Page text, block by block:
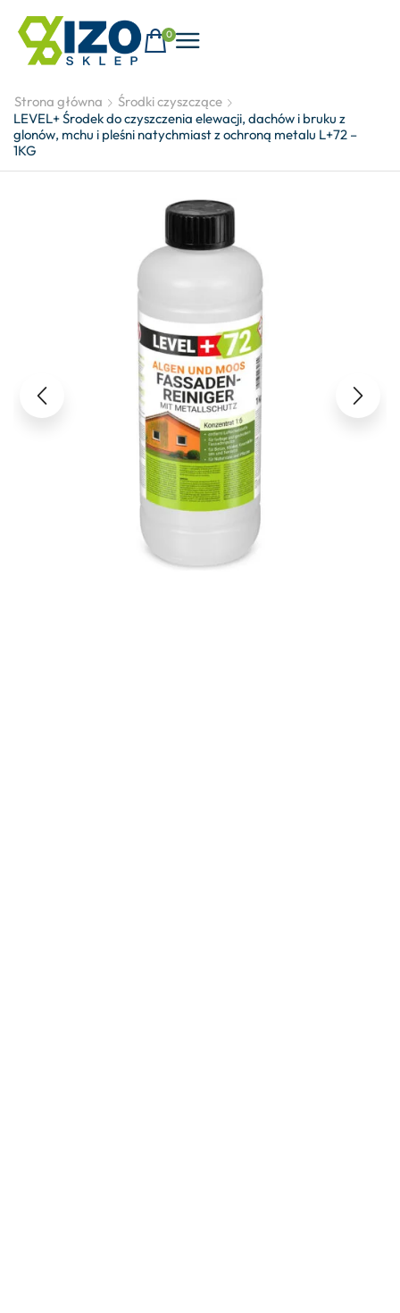
0
Strona główna
Środki czyszczące
LEVEL+ Środek do czyszczenia elewacji, dachów i bruku z
glonów, mchu i pleśni natychmiast z ochroną metalu L+72 –
1KG